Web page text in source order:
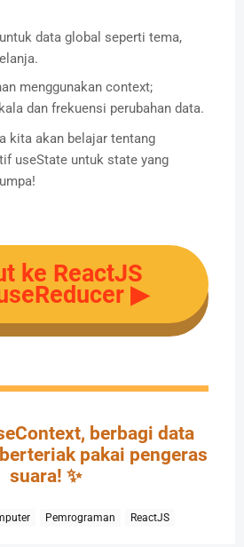
data global seperti tema,
menggunakan context;
dan frekuensi perubahan data.
kita akan belajar tentang
useState untuk state yang
ke ReactJS
▶
berbagi data
pakai pengeras
suara! ✨
Pemrograman ReactJS